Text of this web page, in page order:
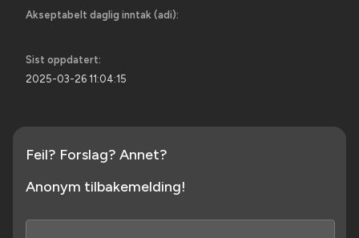
Akseptabelt daglig inntak (adi):
Sist oppdatert:
2025-03-26 11:04:15
Feil? Forslag? Annet?
Anonym tilbakemelding!